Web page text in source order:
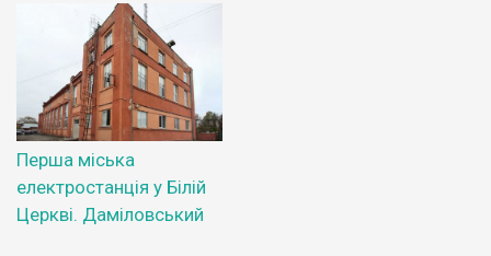
Перша міська
електростанція у Білій
Церкві. Даміловський